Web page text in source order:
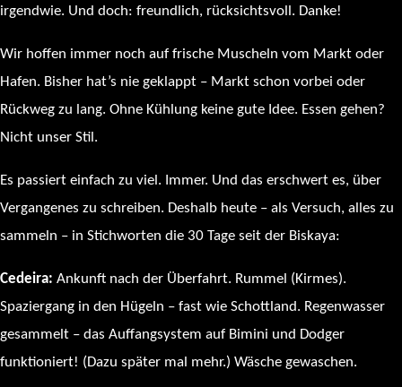
irgendwie. Und doch: freundlich, rücksichtsvoll. Danke!
Wir hoffen immer noch auf frische Muscheln vom Markt oder
Hafen. Bisher hat’s nie geklappt – Markt schon vorbei oder
Rückweg zu lang. Ohne Kühlung keine gute Idee. Essen gehen?
Nicht unser Stil.
Es passiert einfach zu viel. Immer. Und das erschwert es, über
Vergangenes zu schreiben. Deshalb heute – als Versuch, alles zu
sammeln – in Stichworten die 30 Tage seit der Biskaya:
Cedeira: Ankunft nach der Überfahrt. Rummel (Kirmes).
Spaziergang in den Hügeln – fast wie Schottland. Regenwasser
gesammelt – das Auffangsystem auf Bimini und Dodger
funktioniert! (Dazu später mal mehr.) Wäsche gewaschen.